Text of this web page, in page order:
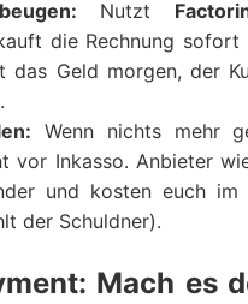
Nutzt
die Rechnung sofort
das Geld morgen, der
Wenn nichts mehr
vor Inkasso. Anbieter
und kosten euch
der Schuldner).
Mach es